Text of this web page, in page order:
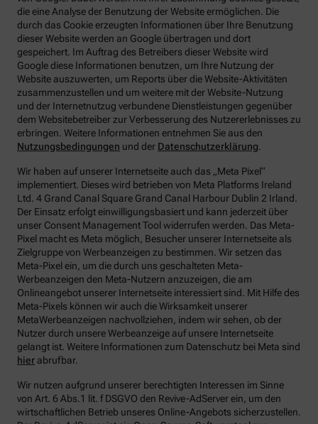
die eine Analyse der Benutzung der Website ermöglichen. Die
durch das Cookie erzeugten Informationen über Ihre Benutzung
dieser Website werden an Google übertragen und dort
gespeichert. Im Auftrag des Betreibers dieser Website wird
Google diese Informationen benutzen, um Ihre Nutzung der
Website auszuwerten, um Reports über die Website-Aktivitäten
zusammenzustellen und um weitere mit der Website-Nutzung
und der Internetnutzug verbundene Dienstleistungen gegenüber
dem Websitebetreiber zur Verbesserung des Nutzererlebnisses zu
erbringen. Weitere Informationen entnehmen Sie aus den
Nutzungsbedingungen und der Datenschutzerklärung.
Wir haben auf unserer Internetseite auch das „Meta Pixel“
implementiert. Dieses wird betrieben von Meta Platforms Ireland
Ltd. 4 Grand Canal Square Grand Canal Harbour Dublin 2 Irland.
Der Einsatz erfolgt einwilligungsbasiert und kann jederzeit über
unser Consent Management Tool widerrufen werden. Das Meta-
Pixel macht es Meta möglich, Besucher unserer Internetseite als
Zielgruppe von Werbeanzeigen zu bestimmen. Wir setzen das
Meta-Pixel ein, um die durch uns geschalteten Meta-
Werbeanzeigen den Meta-Nutzern anzuzeigen, die am
Onlineangebot unserer Internetseite interessiert sind. Mit Hilfe des
Meta-Pixels können wir auch die Wirksamkeit unserer
MetaWerbeanzeigen nachvollziehen, indem wir sehen, ob der
Nutzer durch unsere Werbeanzeige auf unsere Internetseite
gelangt ist. Weitere Informationen zum Datenschutz bei Meta sind
hier abrufbar.
Wir nutzen aufgrund unserer berechtigten Interessen im Sinne
von Art. 6 Abs.1 lit. f DSGVO den Revive-AdServer ein, um den
wirtschaftlichen Betrieb unseres Online-Angebots sicherzustellen.